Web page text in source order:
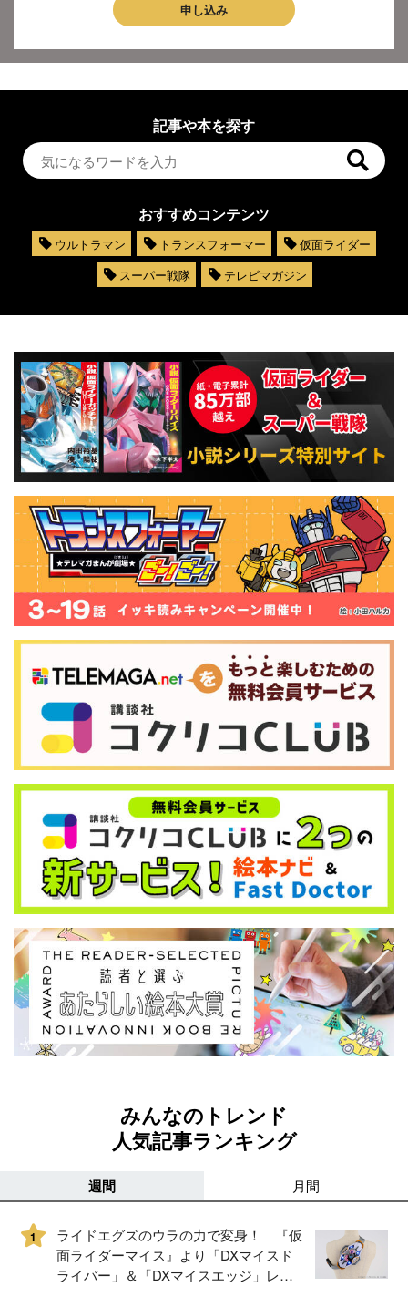
申し込み
記事や本を探す
おすすめコンテンツ
ウルトラマン トランスフォーマー
仮面ライダー
スーパー戦隊
テレビマガジン
みんなのトレンド
人気記事ランキング
週間 月間
1
ライドエグズのウラの力で変身！ 『仮
面ライダーマイス』より「DXマイスド
ライバー」＆「DXマイスエッジ」レビ